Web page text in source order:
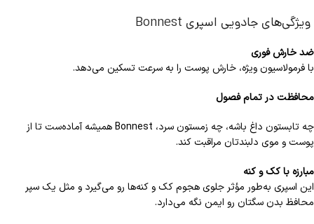
ویژگی‌های جادویی اسپری Bonnest
ضد خارش فوری
با فرمولاسیون ویژه، خارش پوست را به سرعت تسکین می‌دهد.
محافظت در تمام فصول
چه تابستون داغ باشه، چه زمستون سرد، Bonnest همیشه آماده‌ست تا از
پوست و موی دلبندتان مراقبت کند.
مبارزه با کک و کنه
این اسپری به‌طور مؤثر جلوی هجوم کک و کنه‌ها رو می‌گیرد و مثل یک سپر
محافظ بدن سگتان رو ایمن نگه می‌دارد.